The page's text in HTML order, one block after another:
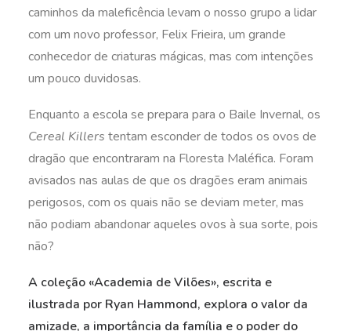
caminhos da maleficência levam o nosso grupo a lidar
com um novo professor, Felix Frieira, um grande
conhecedor de criaturas mágicas, mas com intenções
um pouco duvidosas.
Enquanto a escola se prepara para o Baile Invernal, os
Cereal Killers tentam esconder de todos os ovos de
dragão que encontraram na Floresta Maléfica. Foram
avisados nas aulas de que os dragões eram animais
perigosos, com os quais não se deviam meter, mas
não podiam abandonar aqueles ovos à sua sorte, pois
não?
A coleção «Academia de Vilões», escrita e
ilustrada por Ryan Hammond, explora o valor da
amizade, a importância da família e o poder do